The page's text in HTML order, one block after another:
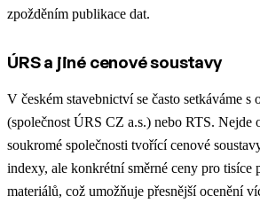
zpožděním publikace dat.
ÚRS a jiné cenové soustavy
V českém stavebnictví se často setkáváme s
(společnost ÚRS CZ a.s.) nebo RTS. Nejde
soukromé společnosti tvořící cenové
indexy, ale konkrétní směrné ceny pro tisíce
materiálů, což umožňuje přesnější ocenění